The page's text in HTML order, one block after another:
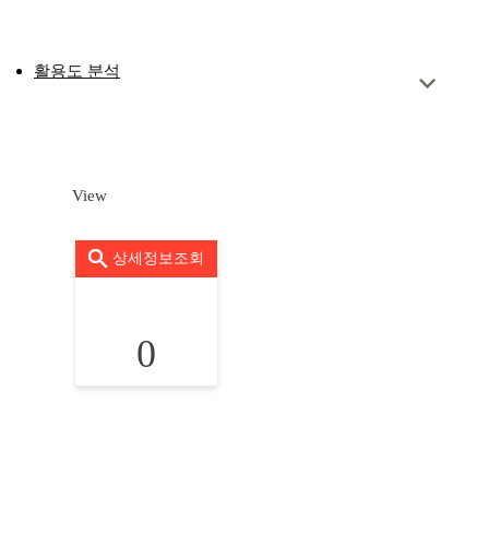
활용도 분석
View
상세정보조회
0